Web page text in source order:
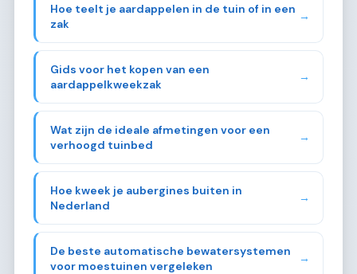
Hoe teelt je aardappelen in de tuin of in een
zak
→
Gids voor het kopen van een
aardappelkweekzak
→
Wat zijn de ideale afmetingen voor een
verhoogd tuinbed
→
Hoe kweek je aubergines buiten in
Nederland
→
De beste automatische bewatersystemen
voor moestuinen vergeleken
→